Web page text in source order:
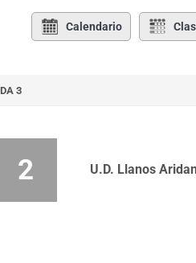
Calendario
3
U.D. Llanos
2